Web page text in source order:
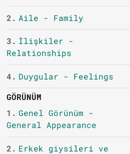
2. Aile - Family
3. İlişkiler -
Relationships
4. Duygular - Feelings
GÖRÜNÜM
1. Genel Görünüm -
General Appearance
2. Erkek giysileri ve